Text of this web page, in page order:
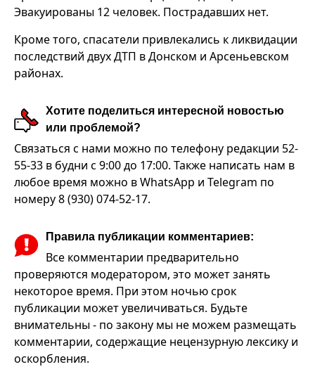
Эвакуированы 12 человек. Пострадавших нет.
Кроме того, спасатели привлекались к ликвидации
последствий двух ДТП в Донском и Арсеньевском
районах.
Хотите поделиться интересной новостью
или проблемой?
Связаться с нами можно по телефону редакции 52-
55-33 в будни с 9:00 до 17:00. Также написать нам в
любое время можно в WhatsApp и Telegram по
номеру 8 (930) 074-52-17.
Правила публикации комментариев:
Все комментарии предварительно
проверяются модератором, это может занять
некоторое время. При этом ночью срок
публикации может увеличиваться. Будьте
внимательны - по закону мы не можем размещать
комментарии, содержащие нецензурную лексику и
оскорбления.